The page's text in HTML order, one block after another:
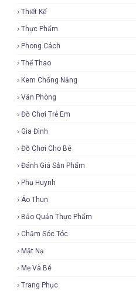
Thiết Kế
Thực Phẩm
Phong Cách
Thể Thao
Kem Chống Nắng
Văn Phòng
Đồ Chơi Trẻ Em
Gia Đình
Đồ Chơi Cho Bé
Đánh Giá Sản Phẩm
Phụ Huynh
Áo Thun
Bảo Quản Thực Phẩm
Chăm Sóc Tóc
Mặt Nạ
Mẹ Và Bé
Trang Phục